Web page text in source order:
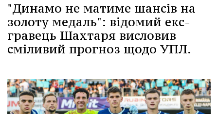
"Динамо не матиме шансів на
золоту медаль": відомий екс-
гравець Шахтаря висловив
сміливий прогноз щодо УПЛ.